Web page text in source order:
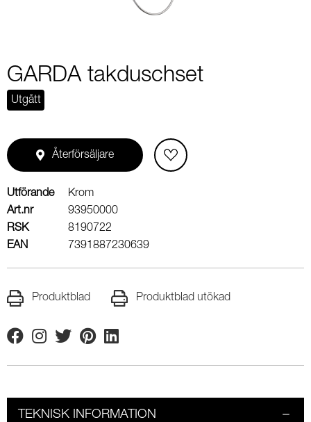
GARDA takduschset
Utgått
Återförsäljare
Utförande
Krom
Art.nr
93950000
RSK
8190722
EAN
7391887230639
Produktblad Produktblad utökad
FacebookInstagram
TwitterPinterestLinkedin
TEKNISK INFORMATION